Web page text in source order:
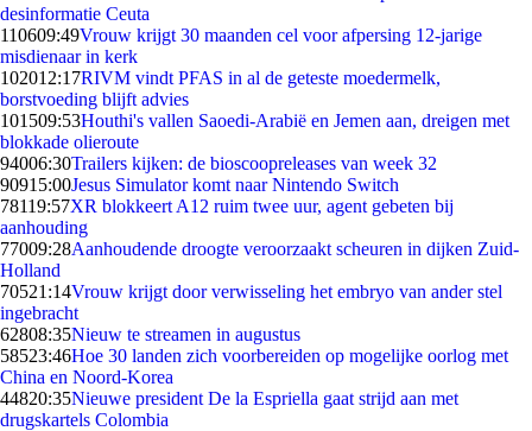
desinformatie Ceuta
110609:49Vrouw krijgt 30 maanden cel voor afpersing 12-jarige
misdienaar in kerk
102012:17RIVM vindt PFAS in al de geteste moedermelk,
borstvoeding blijft advies
101509:53Houthi's vallen Saoedi-Arabië en Jemen aan, dreigen met
blokkade olieroute
94006:30Trailers kijken: de bioscoopreleases van week 32
90915:00Jesus Simulator komt naar Nintendo Switch
78119:57XR blokkeert A12 ruim twee uur, agent gebeten bij
aanhouding
77009:28Aanhoudende droogte veroorzaakt scheuren in dijken Zuid-
Holland
70521:14Vrouw krijgt door verwisseling het embryo van ander stel
ingebracht
62808:35Nieuw te streamen in augustus
58523:46Hoe 30 landen zich voorbereiden op mogelijke oorlog met
China en Noord-Korea
44820:35Nieuwe president De la Espriella gaat strijd aan met
drugskartels Colombia